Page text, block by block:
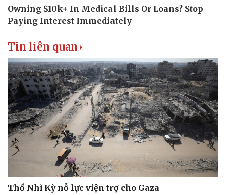
Tin liên quan
Thổ Nhĩ Kỳ nỗ lực viện trợ cho Gaza